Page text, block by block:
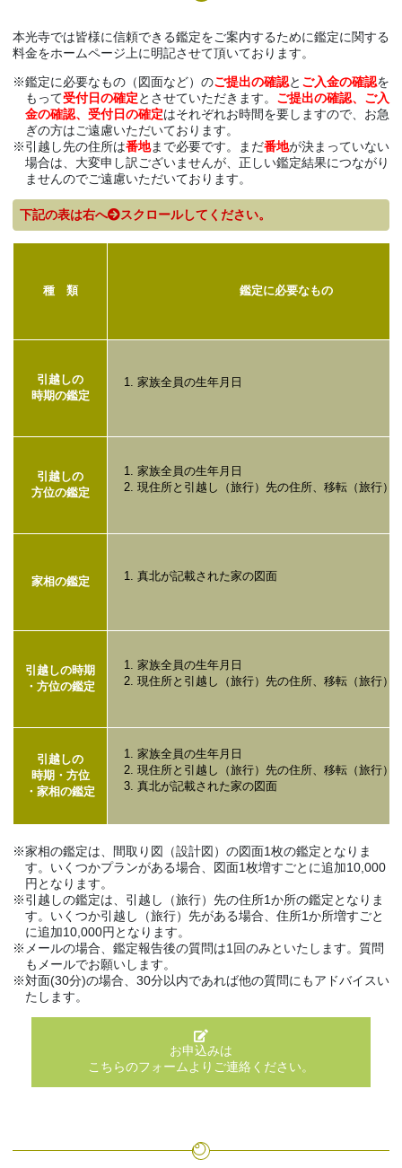
本光寺では皆様に信頼できる鑑定をご案内するために鑑定に関する
料金をホームページ上に明記させて頂いております。
鑑定に必要なもの（図面など）のご提出の確認と ご入金の確認を
もって受付日の確定とさせていただきます。 ご提出の確認、ご入
金の確認、受付日の確定はそれぞれお時間を要しますので、お急
ぎの方はご遠慮いただいております。
引越し先の住所は番地まで必要です。まだ番地が決まっていない
場合は、大変申し訳ございませんが、正しい鑑定結果につながり
ませんのでご遠慮いただいております。
下記の表は右へ スクロールしてください。
種 類 鑑定に必要なもの
引越しの
時期の鑑定
家族全員の生年月日
引越しの
方位の鑑定
家族全員の生年月日
現住所と引越し（旅行）先の住所、移転（旅行）
家相の鑑定 真北が記載された家の図面
引越しの時期
・方位の鑑定
家族全員の生年月日
現住所と引越し（旅行）先の住所、移転（旅行）
引越しの
時期・方位
・家相の鑑定
家族全員の生年月日
現住所と引越し（旅行）先の住所、移転（旅行）
真北が記載された家の図面
家相の鑑定は、間取り図（設計図）の図面1枚の鑑定となりま
す。いくつかプランがある場合、図面1枚増すごとに追加10,000
円となります。
引越しの鑑定は、引越し（旅行）先の住所1か所の鑑定となりま
す。いくつか引越し（旅行）先がある場合、住所1か所増すごと
に追加10,000円となります。
メールの場合、鑑定報告後の質問は1回のみといたします。質問
もメールでお願いします。
対面(30分)の場合、30分以内であれば他の質問にもアドバイスい
たします。
お申込みは
こちらのフォームよりご連絡ください。